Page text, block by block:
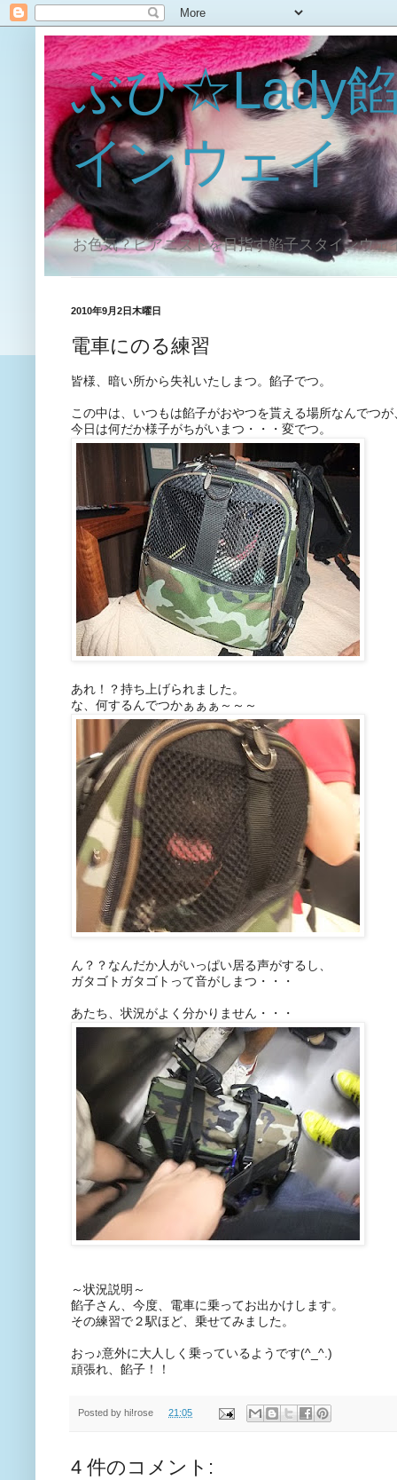
ぶひ☆Lady
インウェイ
お色気？ピアニストを目指す餡子スタインウェ
2010年9月2日木曜日
電車にのる練習
皆様、暗い所から失礼いたしまつ。餡子でつ。
この中は、いつもは餡子がおやつを貰える場所なんでつが
今日は何だか様子がちがいまつ・・・変でつ。
あれ！？持ち上げられました。
な、何するんでつかぁぁぁ～～～
ん？？なんだか人がいっぱい居る声がするし、
ガタゴトガタゴトって音がしまつ・・・
あたち、状況がよく分かりません・・・
～状況説明～
餡子さん、今度、電車に乗ってお出かけします。
その練習で２駅ほど、乗せてみました。
おっ♪意外に大人しく乗っているようです(^_^.)
頑張れ、餡子！！
Posted by hi!rose 21:05
4 件のコメント: